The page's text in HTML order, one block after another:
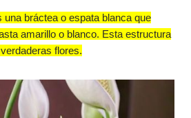
una bráctea o espata blanca que
amarillo o blanco. Esta estructura
flores.